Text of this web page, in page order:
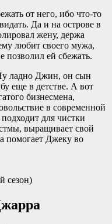
от него, ибо что-то
Да и на острове в
жену, держа
любит своего мужа,
позволил ей сбежать.
ладно Джин, он сын
еще в детстве. А вот
бизнесмена,
в современной
для чистки
выращивает свой
помогает Джеку во
сезон)